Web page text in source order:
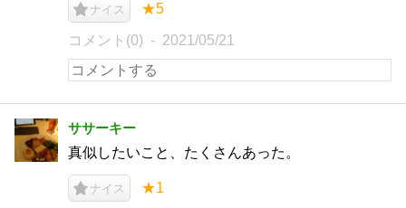
ナイス ★5
コメント(0) 2021/05/21
ササーキー
真似したいこと、たくさんあった。
ナイス ★1